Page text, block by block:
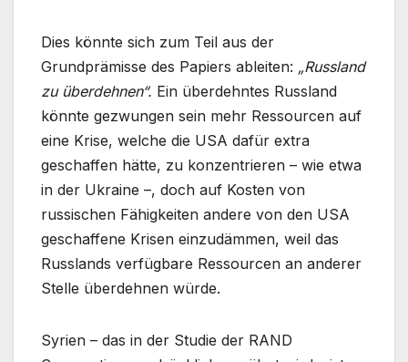
Dies könnte sich zum Teil aus der
Grundprämisse des Papiers ableiten: „Russland
zu überdehnen“. Ein überdehntes Russland
könnte gezwungen sein mehr Ressourcen auf
eine Krise, welche die USA dafür extra
geschaffen hätte, zu konzentrieren – wie etwa
in der Ukraine –, doch auf Kosten von
russischen Fähigkeiten andere von den USA
geschaffene Krisen einzudämmen, weil das
Russlands verfügbare Ressourcen an anderer
Stelle überdehnen würde.
Syrien – das in der Studie der RAND